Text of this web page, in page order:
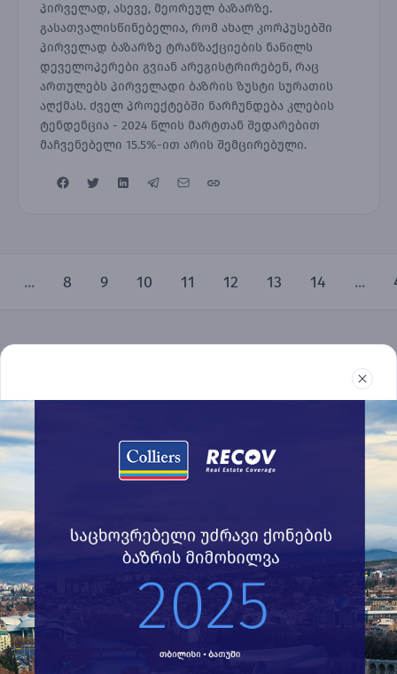
პირველად, ასევე, მეორეულ ბაზარზე.
გასათვალისწინებელია, რომ ახალ კორპუსებში
პირველად ბაზარზე ტრანზაქციების ნაწილს
დეველოპერები გვიან არეგისტრირებენ, რაც
ართულებს პირველადი ბაზრის ზუსტი სურათის
აღქმას. ძველ პროექტებში ნარჩუნდება კლების
ტენდენცია - 2024 წლის მარტთან შედარებით
მაჩვენებელი 15.5%-ით არის შემცირებული.
... 8 9 10 11 12 13 14 ...
რეპორტები